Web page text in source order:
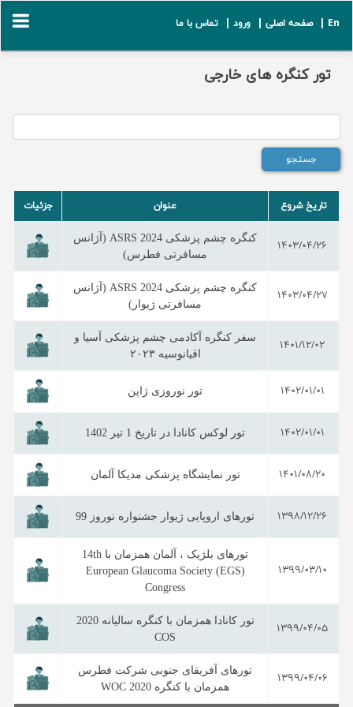
En | صفحه اصلی | ورود | تماس با ما
تور کنگره های خارجی
تاریخ شروع عنوان جزئیات
1403/04/26
کنگره چشم پزشکی ASRS 2024 (آژانس
مسافرتی فطرس)
1403/04/27
کنگره چشم پزشکی ASRS 2024 (آژانس
مسافرتی ژیوار)
1401/12/02
سفر کنگره آکادمی چشم پزشکی آسیا و
اقیانوسیه ۲۰۲۳
1402/01/01 تور نوروزی ژاپن
1402/01/01 تور لوکس کانادا در تاریخ 1 تیر 1402
1401/08/20 تور نمایشگاه پزشکی مدیکا آلمان
1398/12/26 تورهای اروپایی ژیوار جشنواره نوروز 99
1399/03/10
تورهای بلژیک ، آلمان همزمان با 14th
European Glaucoma Society (EGS)
Congress
1399/04/05
تور کانادا همزمان با کنگره سالیانه 2020
COS
1399/04/06
تورهای آفریقای جنوبی شرکت فطرس
همزمان با کنگره WOC 2020